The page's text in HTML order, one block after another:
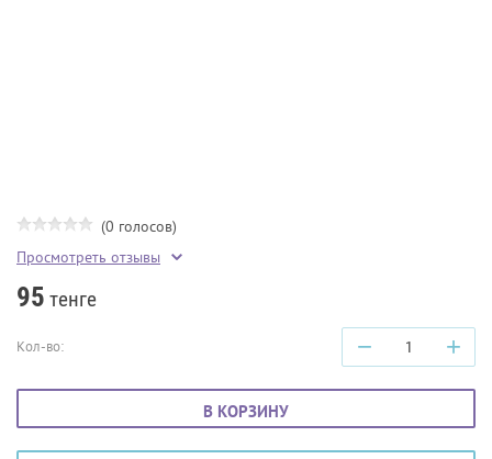
(0 голосов)
Просмотреть отзывы
95 тенге
Кол-во: − +
В КОРЗИНУ